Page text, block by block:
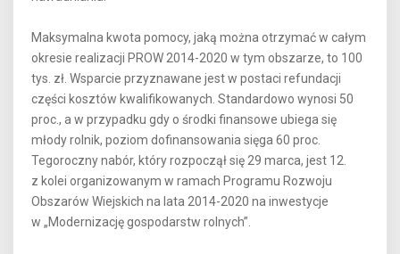
Maksymalna kwota pomocy, jaką można otrzymać w całym
okresie realizacji PROW 2014-2020 w tym obszarze, to 100
tys. zł. Wsparcie przyznawane jest w postaci refundacji
części kosztów kwalifikowanych. Standardowo wynosi 50
proc., a w przypadku gdy o środki finansowe ubiega się
młody rolnik, poziom dofinansowania sięga 60 proc.
Tegoroczny nabór, który rozpoczął się 29 marca, jest 12.
z kolei organizowanym w ramach Programu Rozwoju
Obszarów Wiejskich na lata 2014-2020 na inwestycje
w „Modernizację gospodarstw rolnych”.